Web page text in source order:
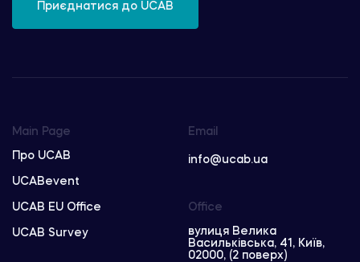
Приєднатися до UCAB
Main Page
Про UCAB
UCABevent
UCAB EU Office
UCAB Survey
Email
info@ucab.ua
Office
вулиця Велика
Васильківська, 41, Київ,
02000, (2 поверх)